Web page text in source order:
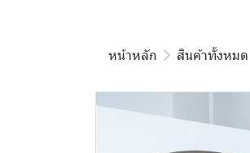
หน้าหลัก สินค้าทั้งหมด